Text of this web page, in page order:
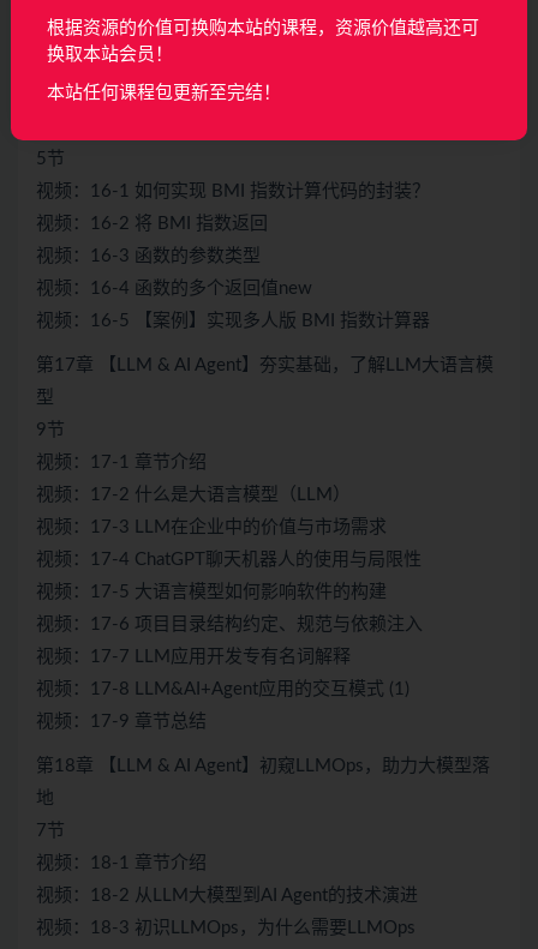
视频：15-8 字典，存储键值对儿的容器
视频：15-9 字典可以修改
视频：15-10 for 循环遍历字典
5节
视频：16-1 如何实现 BMI 指数计算代码的封装？
视频：16-2 将 BMI 指数返回
视频：16-3 函数的参数类型
视频：16-4 函数的多个返回值new
视频：16-5 【案例】实现多人版 BMI 指数计算器
第17章 【LLM & AI Agent】夯实基础，了解LLM大语言模
型
9节
视频：17-1 章节介绍
视频：17-2 什么是大语言模型（LLM）
视频：17-3 LLM在企业中的价值与市场需求
视频：17-4 ChatGPT聊天机器人的使用与局限性
视频：17-5 大语言模型如何影响软件的构建
视频：17-6 项目目录结构约定、规范与依赖注入
视频：17-7 LLM应用开发专有名词解释
视频：17-8 LLM&AI+Agent应用的交互模式 (1)
视频：17-9 章节总结
第18章 【LLM & AI Agent】初窥LLMOps，助力大模型落
地
7节
视频：18-1 章节介绍
视频：18-2 从LLM大模型到AI Agent的技术演进
视频：18-3 初识LLMOps，为什么需要LLMOps
根据资源的价值可换购本站的课程，资源价值越高还可
换取本站会员！
本站任何课程包更新至完结！